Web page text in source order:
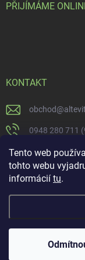
Tento web
tohto webu
informácií tu.
PŘIJÍMÁME
KONTAKT
obchod@
0948 280 711
Altevita.sk
altevita
Copyright 2026